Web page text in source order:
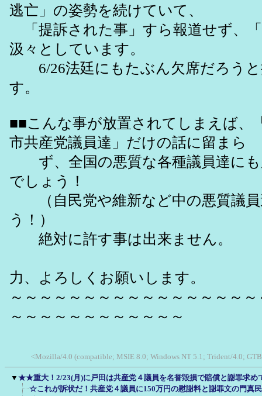
逃亡」の姿勢を続けていて、
「提訴された事」すら報道せず、
汲々としています。
6/26法廷にもたぶん欠席だろうと
す。
■■こんな事が放置されてしまえば、
市共産党議員達」だけの話に留まら
ず、全国の悪質な各種議員達にも
でしょう！
（自民党や維新など中の悪質議員
う！）
絶対に許す事は出来ません。
力、よろしくお願いします。
～～～～～～～～～～～～～～～～
～～～～～～～～～～～～
<Mozilla/4.0 (compatible; MSIE 8.0; Windows NT 5.1; Trident/4.0;
▼ ★★重大！2/23(月)に戸田は共産党４議員を名誉毀損で賠償と謝罪求め
☆これが訴状だ！共産党４議員に150万円の慰謝料と謝罪文の門真